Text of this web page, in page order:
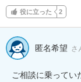
役に立った 2
匿名希望 さ
ご相談に乗ってい